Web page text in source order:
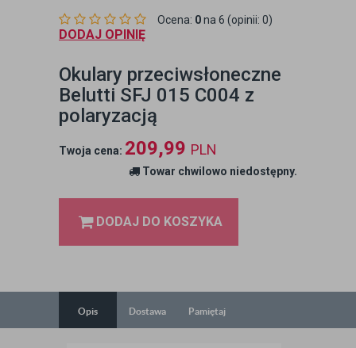
Ocena: 0na 6 (opinii: 0)
DODAJ OPINIĘ
Okulary przeciwsłoneczne
Belutti SFJ 015 C004 z
polaryzacją
Twoja cena: 209,99 PLN
Towar chwilowo niedostępny.
DODAJ DO KOSZYKA
Opis Dostawa Pamiętaj